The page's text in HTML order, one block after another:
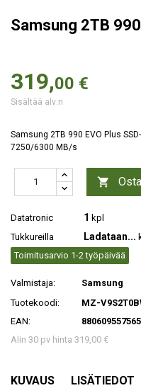
Samsung 2TB
319,00 €
Sisältää alv:n
Samsung 2TB 990 EVO Plus
7250/6300 MB/s
 Osta
Datatronic 1 kpl
Tukkureilla
Ladataan...
Toimitusarvio 1-2 työpäivää
Valmistaja:
Samsung
Tuotekoodi:
MZ-
EAN:
Alin 30 pv hinta 319,00 €
KUVAUS LISÄTIEDOT